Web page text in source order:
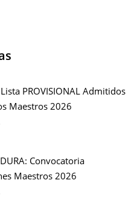
PROVISIONAL Admitidos
Maestros 2026
Convocatoria
Maestros 2026